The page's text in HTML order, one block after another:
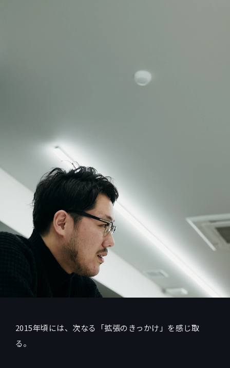
2015年頃には、次なる「拡張のきっかけ」を感じ取
る。